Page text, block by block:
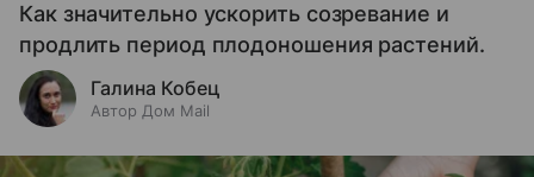
Как значительно ускорить созревание и
продлить период плодоношения растений.
Галина Кобец
Автор Дом Mail